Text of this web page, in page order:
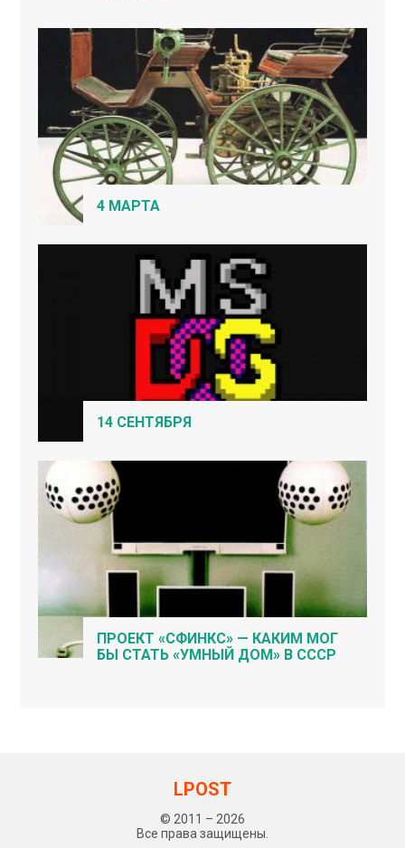
4 МАРТА
14 СЕНТЯБРЯ
ПРОЕКТ «СФИНКС» — КАКИМ МОГ
БЫ СТАТЬ «УМНЫЙ ДОМ» В СССР
LPOST
© 2011 – 2026
Все права защищены.